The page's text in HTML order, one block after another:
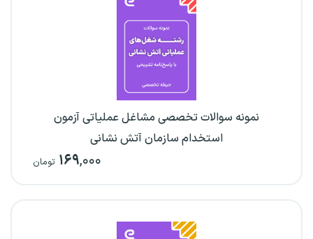
نمونه سوالات تخصصی مشاغل عملیاتی آزمون
استخدام سازمان آتش نشانی
۱۶۹,۰۰۰ تومان